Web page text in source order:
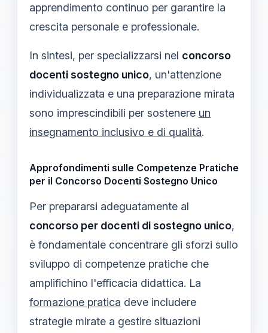
apprendimento continuo per garantire la
crescita personale e professionale.
In sintesi, per specializzarsi nel concorso
docenti sostegno unico, un'attenzione
individualizzata e una preparazione mirata
sono imprescindibili per sostenere un
insegnamento inclusivo e di qualità.
Approfondimenti sulle Competenze Pratiche
per il Concorso Docenti Sostegno Unico
Per prepararsi adeguatamente al
concorso per docenti di sostegno unico,
è fondamentale concentrare gli sforzi sullo
sviluppo di competenze pratiche che
amplifichino l'efficacia didattica. La
formazione pratica deve includere
strategie mirate a gestire situazioni